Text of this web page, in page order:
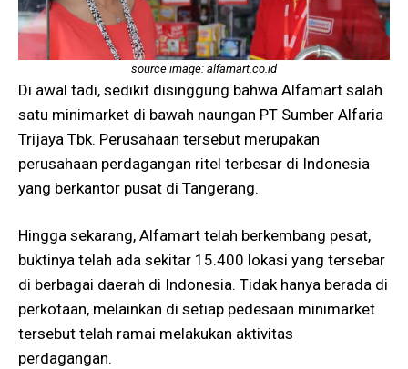
source image: alfamart.co.id
Di awal tadi, sedikit disinggung bahwa Alfamart salah
satu minimarket di bawah naungan PT Sumber Alfaria
Trijaya Tbk. Perusahaan tersebut merupakan
perusahaan perdagangan ritel terbesar di Indonesia
yang berkantor pusat di Tangerang.
Hingga sekarang, Alfamart telah berkembang pesat,
buktinya telah ada sekitar 15.400 lokasi yang tersebar
di berbagai daerah di Indonesia. Tidak hanya berada di
perkotaan, melainkan di setiap pedesaan minimarket
tersebut telah ramai melakukan aktivitas
perdagangan.